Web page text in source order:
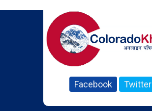
Facebook Twitter